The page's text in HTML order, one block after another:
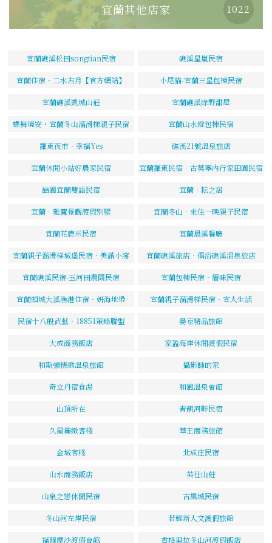
宜蘭其他店家 1022
宜蘭礁溪松田songtian民宿 礁溪星嵐民宿
宜蘭住宿‧二水古月【官方網站】 小尾貓-宜蘭三星包棟民宿
宜蘭礁溪凱城山莊 宜蘭礁溪綠野甜屋
蝶舞境安・宜蘭冬山溜滑梯親子民宿 宜蘭山水綻包棟民宿
羅東夜市‧幸福Yes 礁溪21號溫泉旅店
宜蘭休閒小站好農家民宿 宜蘭羅東民宿．古莫寧內行家田園民宿
喆園宜蘭雙語民宿 宜蘭‧耘之居
宜蘭．雅廬景觀渡假別墅 宜蘭冬山‧來住一晚親子民宿
宜蘭花鹿米民宿 宜蘭晨溪餐廳
宜蘭親子溜滑梯城堡民宿．美滿小窩 宜蘭礁溪旅店‧偶浴礁溪溫泉旅店
宜蘭礁溪民宿-玉河田農園民宿 宜蘭包棟民宿‧厝味民宿
宜蘭頭城大溪漁港住宿‧妍海地帶 宜蘭親子溜滑梯民宿‧宜人生活
民宿十八般武藝‧18851策略聯盟 晏京精品旅館
大成商務飯店 家盈海岸休閒渡假民宿
和斯頓精緻溫泉旅館 攝影師的家
奇立丹宿食湯 和風溫泉會館
山頂所在 青靚河畔民宿
久屋麗緻客棧 華王商務旅館
金城客棧 北成庄民宿
山水商務飯店 英仕山莊
山泉之戀休閒民宿 古風城民宿
冬山河左岸民宿 若輕新人文渡假旅館
福爾摩沙渡假會館 香格里拉冬山河渡假飯店